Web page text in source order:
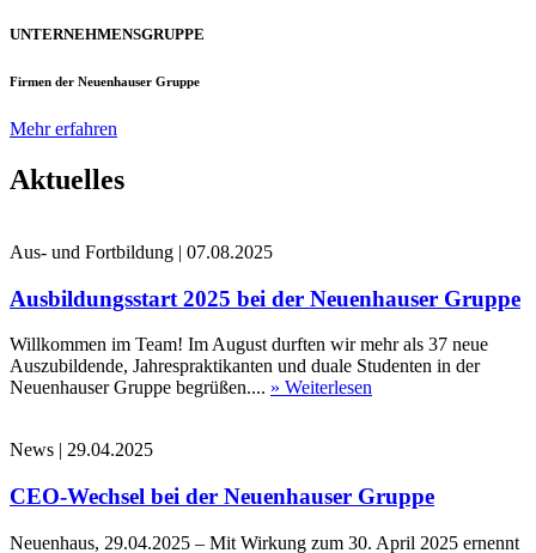
UNTERNEHMENSGRUPPE
Firmen der Neuenhauser Gruppe
Mehr erfahren
Aktuelles
Aus- und Fortbildung | 07.08.2025
Ausbildungsstart 2025 bei der Neuenhauser Gruppe
Willkommen im Team! Im August durften wir mehr als 37 neue
Auszubildende, Jahrespraktikanten und duale Studenten in der
Neuenhauser Gruppe begrüßen.... » Weiterlesen
News | 29.04.2025
CEO-Wechsel bei der Neuenhauser Gruppe
Neuenhaus, 29.04.2025 – Mit Wirkung zum 30. April 2025 ernennt